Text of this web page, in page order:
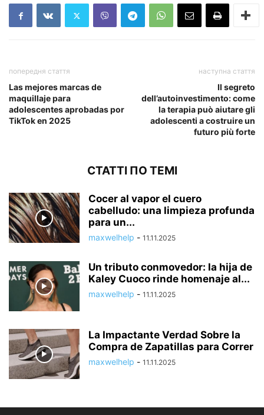
попередня стаття
Las mejores marcas de
maquillaje para
adolescentes aprobadas por
TikTok en 2025
наступна стаття
Il segreto
dell’autoinvestimento: come
la terapia può aiutare gli
adolescenti a costruire un
futuro più forte
СТАТТІ ПО ТЕМІ
Cocer al vapor el cuero
cabelludo: una limpieza profunda
para un...
maxwelhelp - 11.11.2025
Un tributo conmovedor: la hija de
Kaley Cuoco rinde homenaje al...
maxwelhelp - 11.11.2025
La Impactante Verdad Sobre la
Compra de Zapatillas para Correr
maxwelhelp - 11.11.2025